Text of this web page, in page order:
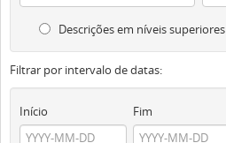
Descrições em níveis superiores
Filtrar por intervalo de datas:
Início Fim